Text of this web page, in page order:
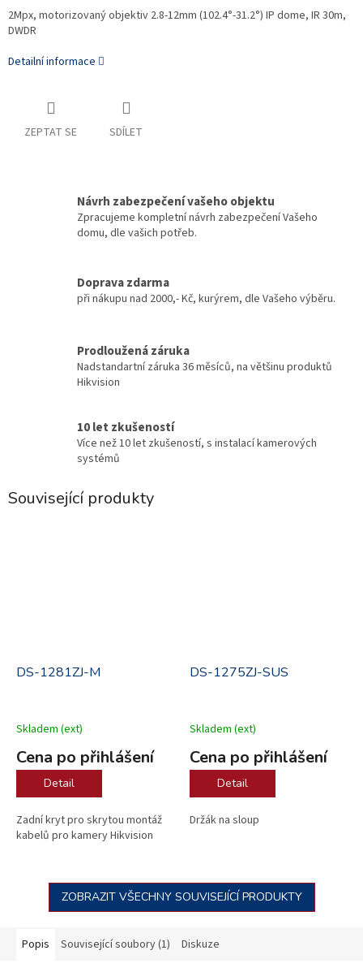
2Mpx, motorizovaný objektiv 2.8-12mm (102.4°-31.2°) IP dome, IR 30m,
DWDR
Detailní informace
ZEPTAT SE SDÍLET
Návrh zabezpečení vašeho objektu
Zpracujeme kompletní návrh zabezpečení Vašeho
domu, dle vašich potřeb.
Doprava zdarma
při nákupu nad 2000,- Kč, kurýrem, dle Vašeho výběru.
Prodloužená záruka
Nadstandartní záruka 36 měsíců, na většinu produktů
Hikvision
10 let zkušeností
Více než 10 let zkušeností, s instalací kamerových
systémů
Související produkty
DS-1281ZJ-M
Skladem (ext)
Cena po přihlášení
Detail
Zadní kryt pro skrytou montáž
kabelů pro kamery Hikvision
DS-1275ZJ-SUS
Skladem (ext)
Cena po přihlášení
Detail
Držák na sloup
ZOBRAZIT VŠECHNY SOUVISEJÍCÍ PRODUKTY
Popis Související soubory (1) Diskuze